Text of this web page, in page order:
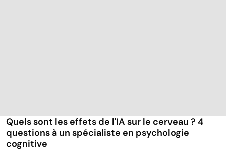
Quels sont les effets de l'IA sur le cerveau ? 4
questions à un spécialiste en psychologie
cognitive